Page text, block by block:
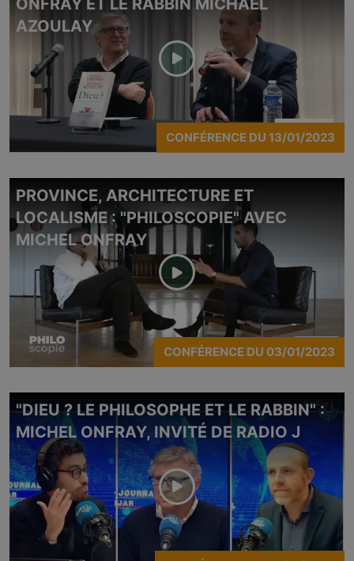
AZOULAY
CONFÉRENCE DU 13/01/2023
PROVINCE, ARCHITECTURE ET
LOCALISME : "PHILOSCOPIE" AVEC
MICHEL ONFRAY
CONFÉRENCE DU 03/01/2023
"DIEU ? LE PHILOSOPHE ET LE RABBIN" :
MICHEL ONFRAY, INVITÉ DE RADIO J